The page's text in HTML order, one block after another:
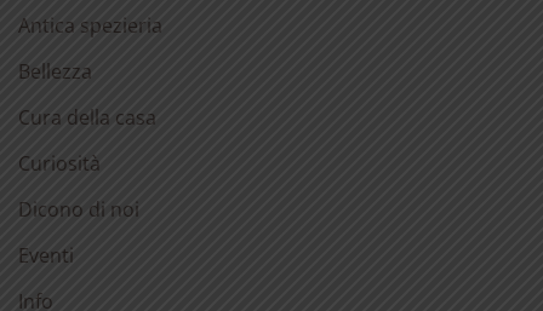
Antica spezieria
Bellezza
Cura della casa
Curiosità
Dicono di noi
Eventi
Info